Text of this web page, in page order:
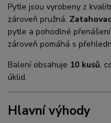
Pytle jsou vyrobeny z
zároveň pružná.
pytle a pohodlné
zároveň pomáhá s
Balení obsahuje 10 kusů,
úklid.
Hlavní výhody